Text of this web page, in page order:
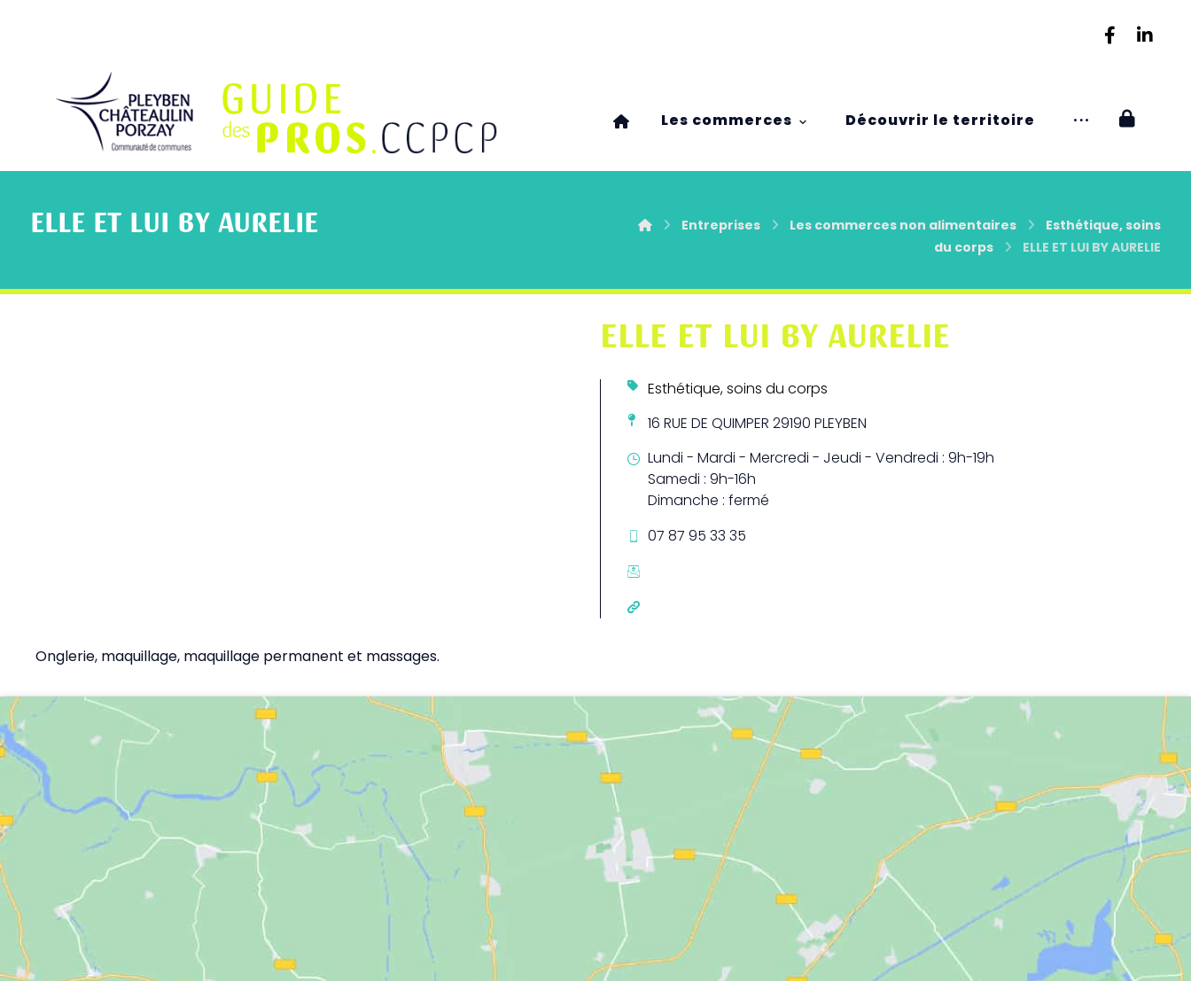
Les commerces Découvrir le territoire
ELLE ET LUI BY AURELIE Entreprises Les commerces non alimentaires
Esthétique, soins
du corps
ELLE ET LUI BY AURELIE
ELLE ET LUI BY AURELIE
Esthétique, soins du corps
16 RUE DE QUIMPER 29190 PLEYBEN
Lundi - Mardi - Mercredi - Jeudi - Vendredi : 9h-19h
Samedi : 9h-16h
Dimanche : fermé
07 87 95 33 35
Onglerie, maquillage, maquillage permanent et massages.